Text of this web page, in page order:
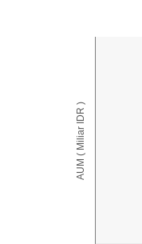
AUM ( Miliar IDR )